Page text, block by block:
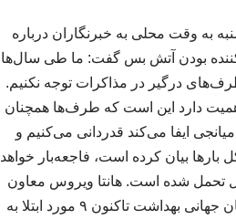
به وقت محلی به خبرنگاران درباره
بودن آتش بس گفت: ما طی سال‌ها
درگیر در مذاکرات توجه نکنیم.
دارد این است که طرف‌ها همچنان
ایفا می‌کند قدردانی می‌کنیم و
بیان کرده است، فاجعه‌بار خواهد
تحمل شده است. هانتا ویروس معاون
سخنگوی سازمان ملل درباره ابتلا به ویروس هانتا نیز گفت: بر اساس اعلام سازمان جهانی بهداشت تاکنون ۹ مورد ابتلا به